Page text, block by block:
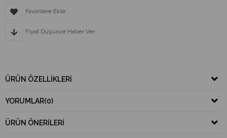
Favorilere Ekle
Fiyat Düşünce Haber Ver
ÜRÜN ÖZELLIKLERI
YORUMLAR(0)
ÜRÜN ÖNERILERI